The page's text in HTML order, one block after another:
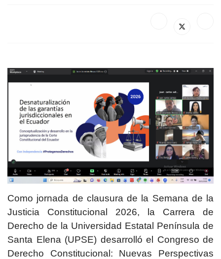
Como jornada de clausura de la Semana de la
Justicia Constitucional 2026, la Carrera de
Derecho de la Universidad Estatal Península de
Santa Elena (UPSE) desarrolló el Congreso de
Derecho Constitucional: Nuevas Perspectivas